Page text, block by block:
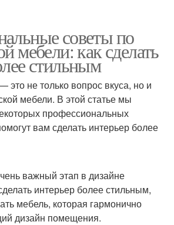
советы по
мебели: как сделать
стильным
это не только вопрос вкуса, но и
мебели. В этой статье мы
профессиональных
вам сделать интерьер более
важный этап в дизайне
интерьер более стильным,
мебель, которая гармонично
дизайн помещения.